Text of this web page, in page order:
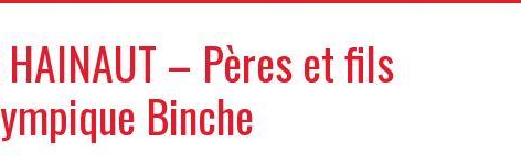
HAINAUT – Pères et fils
Binche